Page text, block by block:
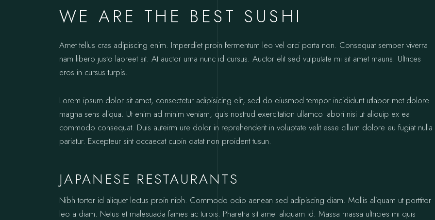
WE ARE THE BEST SUSHI
Amet tellus cras adipiscing enim. Imperdiet proin fermentum leo vel orci porta non. Consequat semper viverra
nam libero justo laoreet sit. At auctor urna nunc id cursus. Auctor elit sed vulputate mi sit amet mauris. Ultrices
eros in cursus turpis.
Lorem ipsum dolor sit amet, consectetur adipisicing elit, sed do eiusmod tempor incididunt utlabor met dolore
magna sens aliqua. Ut enim ad minim veniam, quis nostrud exercitation ullamco labori nisi ut aliquip ex ea
commodo consequat. Duis auteirm ure dolor in reprehenderit in voluptate velit esse cillum dolore eu fugiat nulla
pariatur. Excepteur sint occaecat cupin datat non proident tusun.
JAPANESE RESTAURANTS
Nibh tortor id aliquet lectus proin nibh. Commodo odio aenean sed adipiscing diam. Mollis aliquam ut porttitor
leo a diam. Netus et malesuada fames ac turpis. Pharetra sit amet aliquam id. Massa massa ultricies mi quis